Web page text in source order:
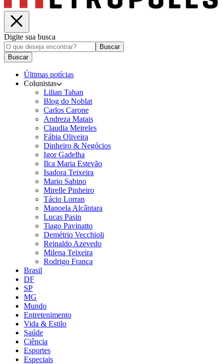
Digite sua busca
Buscar
Buscar
Últimas notícias
Colunistas
Lilian Tahan
Blog do Noblat
Carlos Carone
Andreza Matais
Claudia Meireles
Fábia Oliveira
Dinheiro & Negócios
Igor Gadelha
Ilca Maria Estevão
Isadora Teixeira
Mario Sabino
Mirelle Pinheiro
Tácio Lorran
Manoela Alcântara
Lucas Pasin
Tiago Pavinatto
Demétrio Vecchioli
Reinaldo Azevedo
Milena Teixeira
Rodrigo França
Brasil
DF
SP
MG
Mundo
Entretenimento
Vida & Estilo
Saúde
Ciência
Esportes
Especiais